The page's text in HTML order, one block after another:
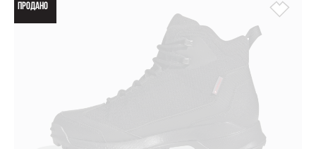
ПРОДАНО